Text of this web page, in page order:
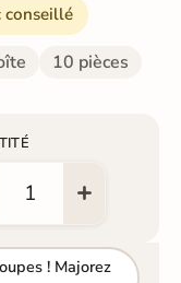
conseillé
10 pièces
! Majorez